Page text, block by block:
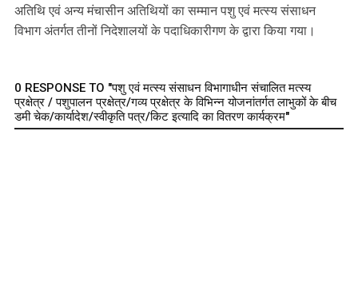
अतिथि एवं अन्य मंचासीन अतिथियों का सम्मान पशु एवं मत्स्य संसाधन
विभाग अंतर्गत तीनों निदेशालयों के पदाधिकारीगण के द्वारा किया गया।
0 RESPONSE TO "पशु एवं मत्स्य संसाधन विभागाधीन संचालित मत्स्य
प्रक्षेत्र / पशुपालन प्रक्षेत्र/गव्य प्रक्षेत्र के विभिन्न योजनांतर्गत लाभुकों के बीच
डमी चेक/कार्यादेश/स्वीकृति पत्र/किट इत्यादि का वितरण कार्यक्रम"